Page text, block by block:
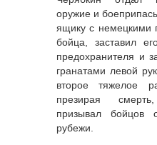
оружие и
ящику с немецкими
бойца, заставил
предохранителя и
гранатами левой
второе тяжелое
презирая
призывал бойцов
рубежи.